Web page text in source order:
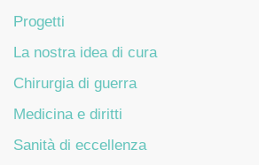
Progetti
La nostra idea di cura
Chirurgia di guerra
Medicina e diritti
Sanità di eccellenza